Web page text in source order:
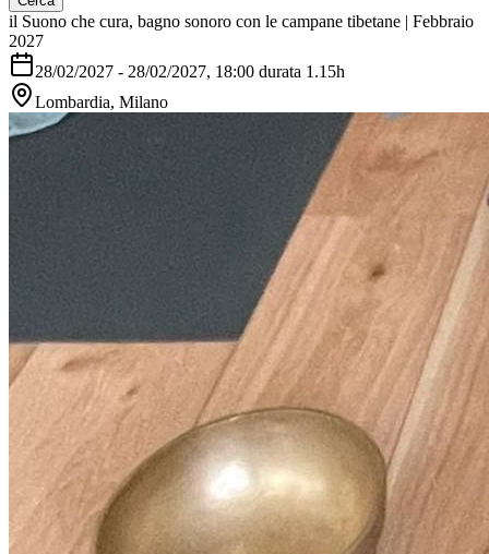
il Suono che cura, bagno sonoro con le campane tibetane | Febbraio
2027
28/02/2027 - 28/02/2027, 18:00 durata 1.15h
Lombardia, Milano